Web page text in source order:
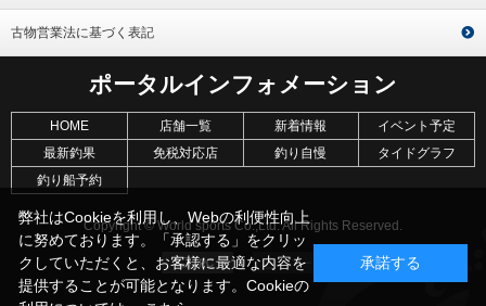
古物営業法に基づく表記
ポータルインフォメーション
HOME 店舗一覧 新着情報
イベント予定
最新釣果
免税対応店 釣り自慢
タイドグラフ
釣り船予約
Copyright © World sports Co.,Ltd. All Rights Reserved.
弊社はCookieを利用し、Webの利便性向上
に努めております。「承認する」をクリッ
クしていただくと、お客様に最適な内容を
提供することが可能となります。Cookieの
承諾する